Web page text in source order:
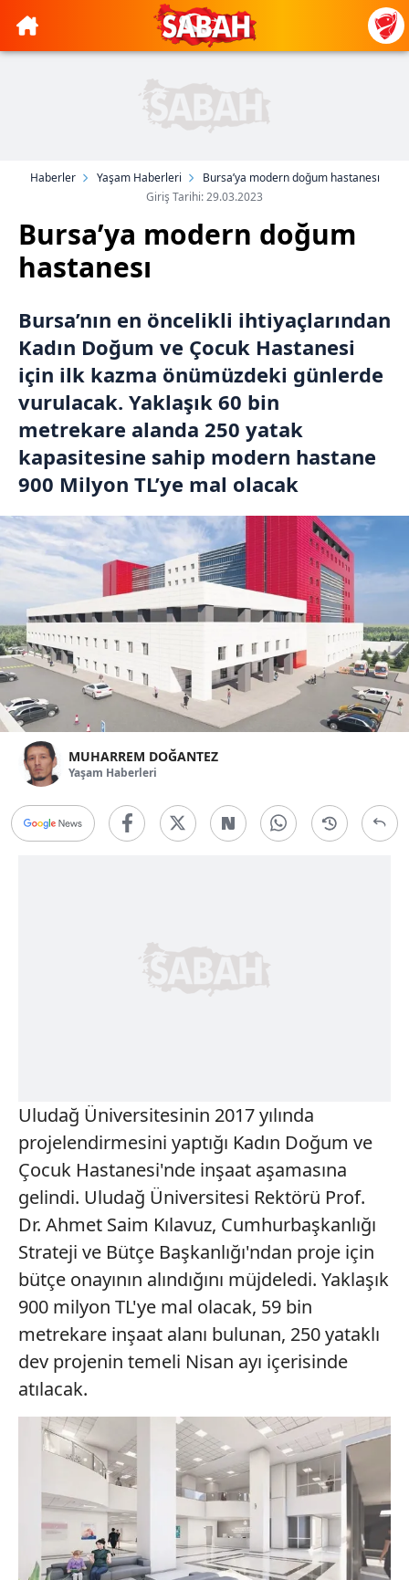
Haberler Yaşam Haberleri
Bursa’ya modern doğum hastanesı
Giriş Tarihi: 29.03.2023
Bursa’ya modern doğum
hastanesı
Bursa’nın en öncelikli ihtiyaçlarından
Kadın Doğum ve Çocuk Hastanesi
için ilk kazma önümüzdeki günlerde
vurulacak. Yaklaşık 60 bin
metrekare alanda 250 yatak
kapasitesine sahip modern hastane
900 Milyon TL’ye mal olacak
MUHARREM DOĞANTEZ
Yaşam Haberleri
Uludağ Üniversitesinin 2017 yılında
projelendirmesini yaptığı Kadın Doğum ve
Çocuk Hastanesi'nde inşaat aşamasına
gelindi. Uludağ Üniversitesi Rektörü Prof.
Dr. Ahmet Saim Kılavuz, Cumhurbaşkanlığı
Strateji ve Bütçe Başkanlığı'ndan proje için
bütçe onayının alındığını müjdeledi. Yaklaşık
900 milyon TL'ye mal olacak, 59 bin
metrekare inşaat alanı bulunan, 250 yataklı
dev projenin temeli Nisan ayı içerisinde
atılacak.